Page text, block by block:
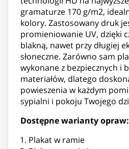
gramaturze 170 g/m2,
kolory. Zastosowany druk
promieniowanie UV, dzięki
blakną, nawet przy długiej
słoneczne. Zarówno sam
wykonane z bezpiecznych i
materiałów, dlatego
powieszenia w każdym
sypialni i pokoju Twojego
Dostępne warianty opraw:
Plakat w ramie